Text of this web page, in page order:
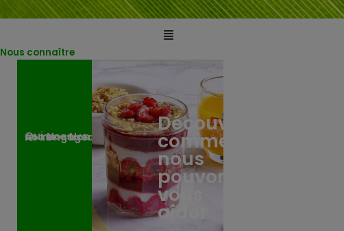
Nous connaître
Qui sommes-nous ? Nos engagements
Nos actualités
Découvrez
comment
nous
pouvons
vous
aider